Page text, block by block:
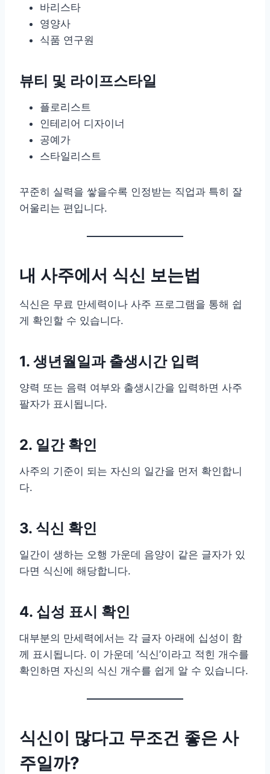
바리스타
영양사
식품 연구원
뷰티 및 라이프스타일
플로리스트
인테리어 디자이너
공예가
스타일리스트
꾸준히 실력을 쌓을수록 인정받는 직업과 특히 잘
어울리는 편입니다.
내 사주에서 식신 보는법
식신은 무료 만세력이나 사주 프로그램을 통해 쉽
게 확인할 수 있습니다.
1. 생년월일과 출생시간 입력
양력 또는 음력 여부와 출생시간을 입력하면 사주
팔자가 표시됩니다.
2. 일간 확인
사주의 기준이 되는 자신의 일간을 먼저 확인합니
다.
3. 식신 확인
일간이 생하는 오행 가운데 음양이 같은 글자가 있
다면 식신에 해당합니다.
4. 십성 표시 확인
대부분의 만세력에서는 각 글자 아래에 십성이 함
께 표시됩니다. 이 가운데 ‘식신’이라고 적힌 개수를
확인하면 자신의 식신 개수를 쉽게 알 수 있습니다.
식신이 많다고 무조건 좋은 사
주일까?